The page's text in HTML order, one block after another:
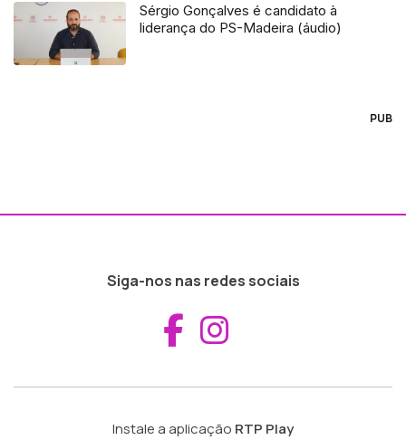
Sérgio Gonçalves é candidato à
liderança do PS-Madeira (áudio)
PUB
Siga-nos nas redes sociais
Aceder ao
Instale a aplicação RTP Play